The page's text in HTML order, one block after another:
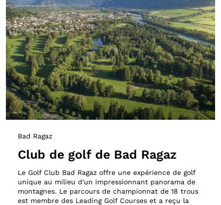
Bad Ragaz
Club de golf de Bad Ragaz
Le Golf Club Bad Ragaz offre une expérience de golf
unique au milieu d'un impressionnant panorama de
montagnes. Le parcours de championnat de 18 trous
est membre des Leading Golf Courses et a reçu la